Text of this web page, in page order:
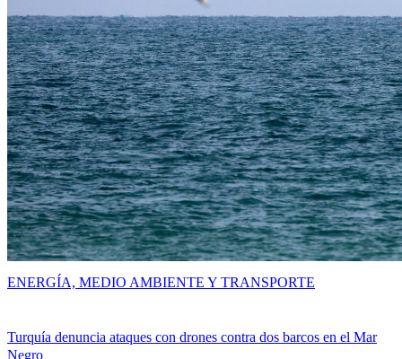
Turquía denuncia ataques con drones contra dos barcos en el Mar
Negro
ENERGÍA, MEDIO AMBIENTE Y TRANSPORTE